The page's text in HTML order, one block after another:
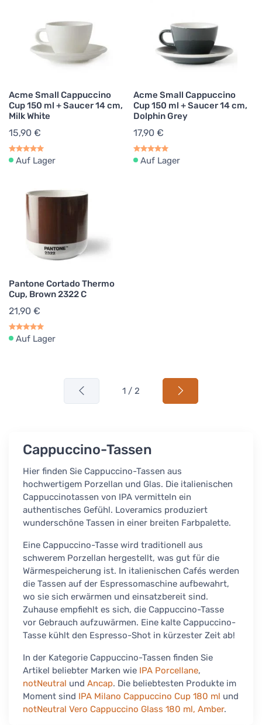
Acme Small Cappuccino
Cup 150 ml + Saucer 14 cm,
Milk White
15,90 €
Auf Lager
Acme Small Cappuccino
Cup 150 ml + Saucer 14 cm,
Dolphin Grey
17,90 €
Auf Lager
Pantone Cortado Thermo
Cup, Brown 2322 C
21,90 €
Auf Lager
1 / 2
Cappuccino-Tassen
Hier finden Sie Cappuccino-Tassen aus
hochwertigem Porzellan und Glas. Die italienischen
Cappuccinotassen von IPA vermitteln ein
authentisches Gefühl. Loveramics produziert
wunderschöne Tassen in einer breiten Farbpalette.
Eine Cappuccino-Tasse wird traditionell aus
schwerem Porzellan hergestellt, was gut für die
Wärmespeicherung ist. In italienischen Cafés werden
die Tassen auf der Espressomaschine aufbewahrt,
wo sie sich erwärmen und einsatzbereit sind.
Zuhause empfiehlt es sich, die Cappuccino-Tasse
vor Gebrauch aufzuwärmen. Eine kalte Cappuccino-
Tasse kühlt den Espresso-Shot in kürzester Zeit ab!
In der Kategorie Cappuccino-Tassen finden Sie
Artikel beliebter Marken wie IPA Porcellane,
notNeutral und Ancap. Die beliebtesten Produkte im
Moment sind IPA Milano Cappuccino Cup 180 ml und
notNeutral Vero Cappuccino Glass 180 ml, Amber.